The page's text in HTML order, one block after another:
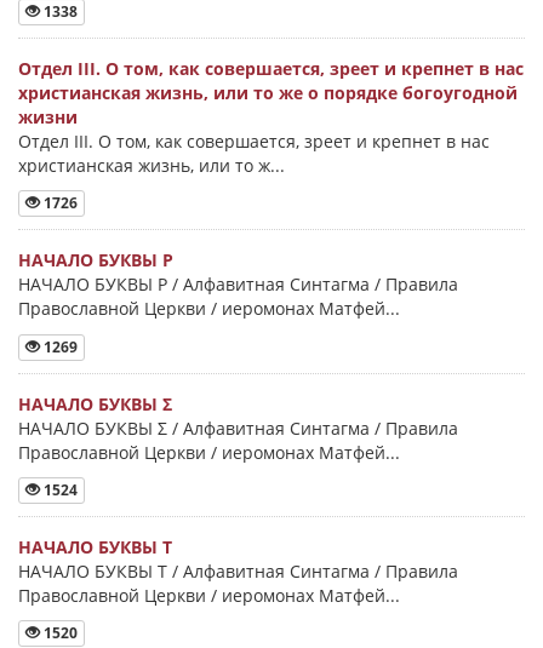
1338
Отдел III. О том, как совершается, зреет и крепнет в нас
христианская жизнь, или то же о порядке богоугодной
жизни
Отдел III. О том, как совершается, зреет и крепнет в нас
христианская жизнь, или то ж...
1726
НАЧАЛО БУКВЫ Ρ
НАЧАЛО БУКВЫ Ρ / Алфавитная Синтагма / Правила
Православной Церкви / иеромонах Матфей...
1269
НАЧАЛО БУКВЫ Σ
НАЧАЛО БУКВЫ Σ / Алфавитная Синтагма / Правила
Православной Церкви / иеромонах Матфей...
1524
НАЧАЛО БУКВЫ Τ
НАЧАЛО БУКВЫ Τ / Алфавитная Синтагма / Правила
Православной Церкви / иеромонах Матфей...
1520